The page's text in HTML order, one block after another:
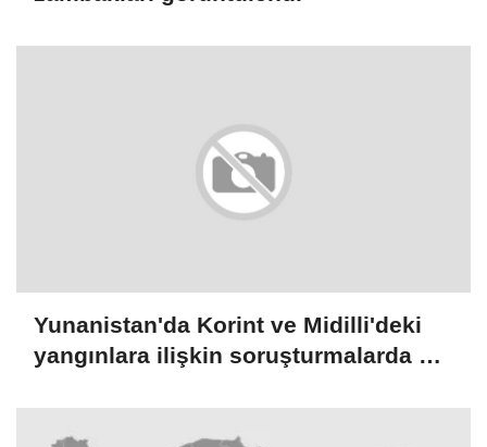
Yunanistan'da Korint ve Midilli'deki
yangınlara ilişkin soruşturmalarda 3